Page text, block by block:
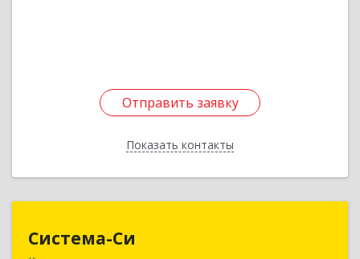
Отправить заявку
Показать контакты
Отправить заявку
Назад
Система-Си